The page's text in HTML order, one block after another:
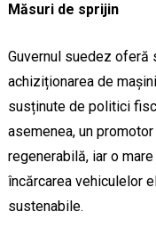
Măsuri de sprijin
Guvernul suedez oferă
achiziționarea de
susținute de politici
asemenea, un
regenerabilă, iar o
încărcarea vehiculelor
sustenabile.